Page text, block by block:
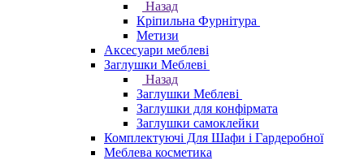
Назад
Кріпильна Фурнітура
Метизи
Аксесуари меблеві
Заглушки Меблеві
Назад
Заглушки Меблеві
Заглушки для конфірмата
Заглушки самоклейки
Комплектуючі Для Шафи і Гардеробної
Меблева косметика